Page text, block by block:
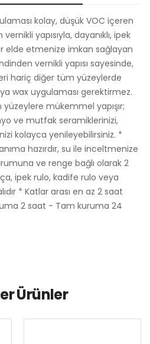
kolay, düşük VOC içeren
yapısıyla, dayanıklı, ipek
elde etmenize imkan sağlayan
vernikli yapısı sayesinde,
hariç diğer tüm yüzeylerde
wax uygulaması gerektirmez.
mükemmel yapışır;
ve mutfak seramiklerinizi,
kolayca yenileyebilirsiniz. *
hazırdır, su ile inceltmenize
ve renge bağlı olarak 2
ipek rulo, kadife rulo veya
* Katlar arası en az 2 saat
2 saat - Tam kuruma 24
Ürünler